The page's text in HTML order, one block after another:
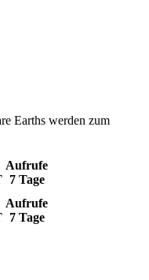
Earths werden zum
Aufrufe
7 Tage
Aufrufe
7 Tage